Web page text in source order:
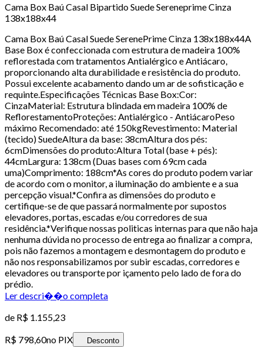
Cama Box Baú Casal Bipartido Suede Sereneprime Cinza
138x188x44
Cama Box Baú Casal Suede SerenePrime Cinza 138x188x44A
Base Box é confeccionada com estrutura de madeira 100%
reflorestada com tratamentos Antialérgico e Antiácaro,
proporcionando alta durabilidade e resistência do produto.
Possui excelente acabamento dando um ar de sofisticação e
requinte.Especificações Técnicas Base Box:Cor:
CinzaMaterial: Estrutura blindada em madeira 100% de
ReflorestamentoProteções: Antialérgico - AntiácaroPeso
máximo Recomendado: até 150kgRevestimento: Material
(tecido) SuedeAltura da base: 38cmAltura dos pés:
6cmDimensões do produto:Altura Total (base + pés):
44cmLargura: 138cm (Duas bases com 69cm cada
uma)Comprimento: 188cm*As cores do produto podem variar
de acordo com o monitor, a iluminação do ambiente e a sua
percepção visual.*Confira as dimensões do produto e
certifique-se de que passará normalmente por supostos
elevadores, portas, escadas e/ou corredores de sua
residência.*Verifique nossas politicas internas para que não haja
nenhuma dúvida no processo de entrega ao finalizar a compra,
pois não fazemos a montagem e desmontagem do produto e
não nos responsabilizamos por subir escadas, corredores e
elevadores ou transporte por içamento pelo lado de fora do
prédio.
Ler descri��o completa
de R$ 1.155,23
R$ 798,60no PIX Desconto